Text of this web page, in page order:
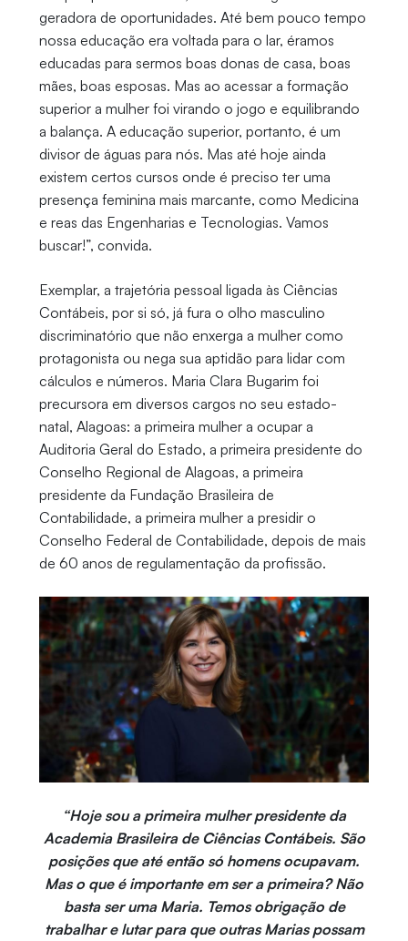
geradora de oportunidades. Até bem pouco tempo
nossa educação era voltada para o lar, éramos
educadas para sermos boas donas de casa, boas
mães, boas esposas. Mas ao acessar a formação
superior a mulher foi virando o jogo e equilibrando
a balança. A educação superior, portanto, é um
divisor de águas para nós. Mas até hoje ainda
existem certos cursos onde é preciso ter uma
presença feminina mais marcante, como Medicina
e reas das Engenharias e Tecnologias. Vamos
buscar!”, convida.
Exemplar, a trajetória pessoal ligada às Ciências
Contábeis, por si só, já fura o olho masculino
discriminatório que não enxerga a mulher como
protagonista ou nega sua aptidão para lidar com
cálculos e números. Maria Clara Bugarim foi
precursora em diversos cargos no seu estado-
natal, Alagoas: a primeira mulher a ocupar a
Auditoria Geral do Estado, a primeira presidente do
Conselho Regional de Alagoas, a primeira
presidente da Fundação Brasileira de
Contabilidade, a primeira mulher a presidir o
Conselho Federal de Contabilidade, depois de mais
de 60 anos de regulamentação da profissão.
“Hoje sou a primeira mulher presidente da
Academia Brasileira de Ciências Contábeis. São
posições que até então só homens ocupavam.
Mas o que é importante em ser a primeira? Não
basta ser uma Maria. Temos obrigação de
trabalhar e lutar para que outras Marias possam